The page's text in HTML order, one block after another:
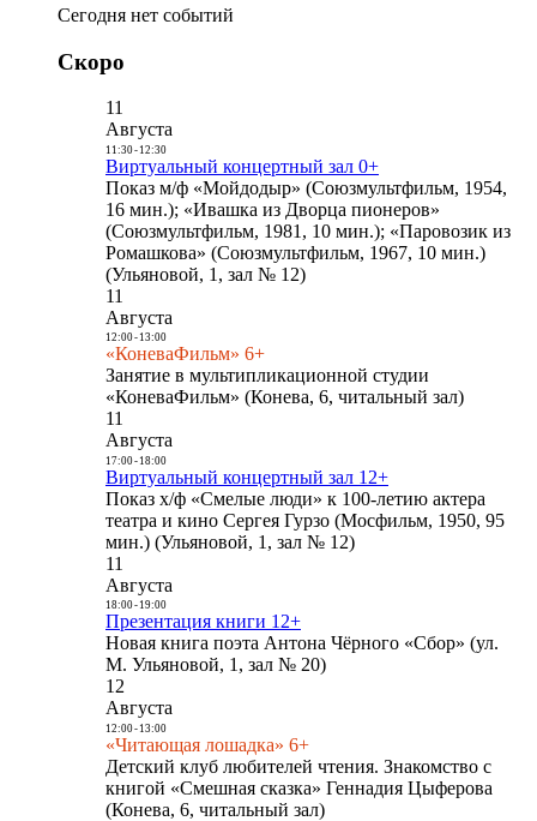
Сегодня нет событий
Скоро
11
Августа
11:30- 12:30
Виртуальный концертный зал 0+
Показ м/ф «Мойдодыр» (Союзмультфильм, 1954,
16 мин.); «Ивашка из Дворца пионеров»
(Союзмультфильм, 1981, 10 мин.); «Паровозик из
Ромашкова» (Союзмультфильм, 1967, 10 мин.)
(Ульяновой, 1, зал № 12)
11
Августа
12:00- 13:00
«КоневаФильм» 6+
Занятие в мультипликационной студии
«КоневаФильм» (Конева, 6, читальный зал)
11
Августа
17:00- 18:00
Виртуальный концертный зал 12+
Показ х/ф «Смелые люди» к 100-летию актера
театра и кино Сергея Гурзо (Мосфильм, 1950, 95
мин.) (Ульяновой, 1, зал № 12)
11
Августа
18:00- 19:00
Презентация книги 12+
Новая книга поэта Антона Чёрного «Сбор» (ул.
М. Ульяновой, 1, зал № 20)
12
Августа
12:00- 13:00
«Читающая лошадка» 6+
Детский клуб любителей чтения. Знакомство с
книгой «Смешная сказка» Геннадия Цыферова
(Конева, 6, читальный зал)